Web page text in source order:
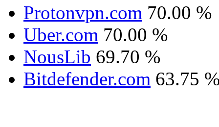
Protonvpn.com 70.00 %
Uber.com 70.00 %
NousLib 69.70 %
Bitdefender.com 63.75